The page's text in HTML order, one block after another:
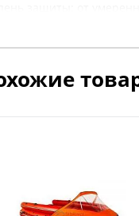
примерно 180 мм.